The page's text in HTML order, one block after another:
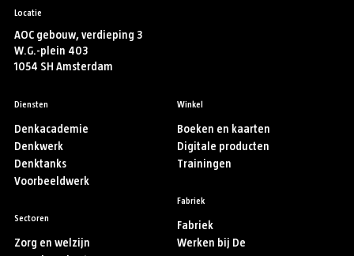
Locatie
AOC gebouw, verdieping 3
W.G.-plein 403
1054 SH Amsterdam
Diensten
Denkacademie
Denkwerk
Denktanks
Voorbeeldwerk
Sectoren
Zorg en welzijn
Winkel
Boeken en kaarten
Digitale producten
Trainingen
Fabriek
Fabriek
Werken bij De